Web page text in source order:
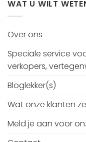
WAT U WILT
Over ons
Speciale service
verkopers,
Bloglekker(s)
Wat onze klanten
Meld je aan voor